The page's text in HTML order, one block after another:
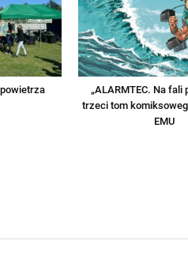
„ALARMTEC. Na fali
trzeci tom
EMU